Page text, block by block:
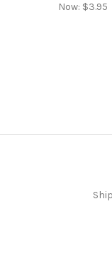
Now: $3.95